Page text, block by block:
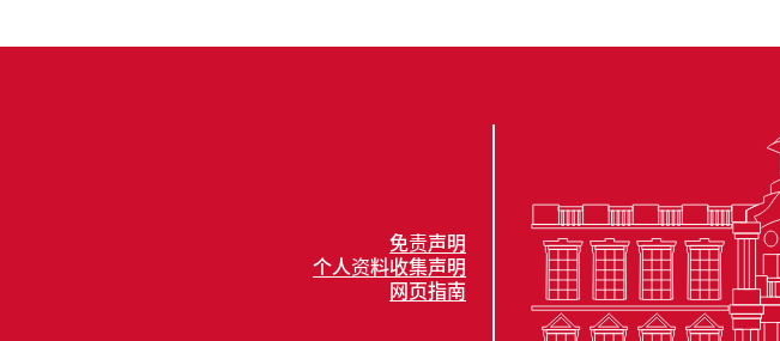
免责声明
个人资料收集声明
网页指南